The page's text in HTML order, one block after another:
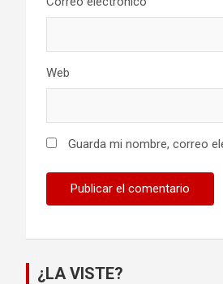
Web
Guarda mi nombre, correo
¿LA VISTE?